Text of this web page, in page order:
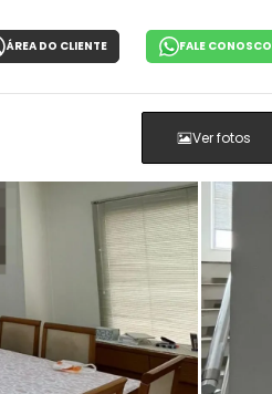
ÁREA DO CLIENTE FALE CONOSCO
Ver fotos